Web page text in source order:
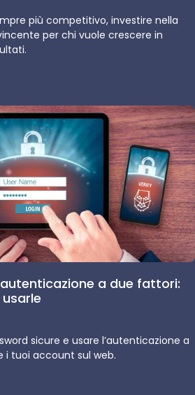
più competitivo, investire nella
per chi vuole crescere in
a due fattori:
sicure e usare l’autenticazione a
tuoi account sul web.